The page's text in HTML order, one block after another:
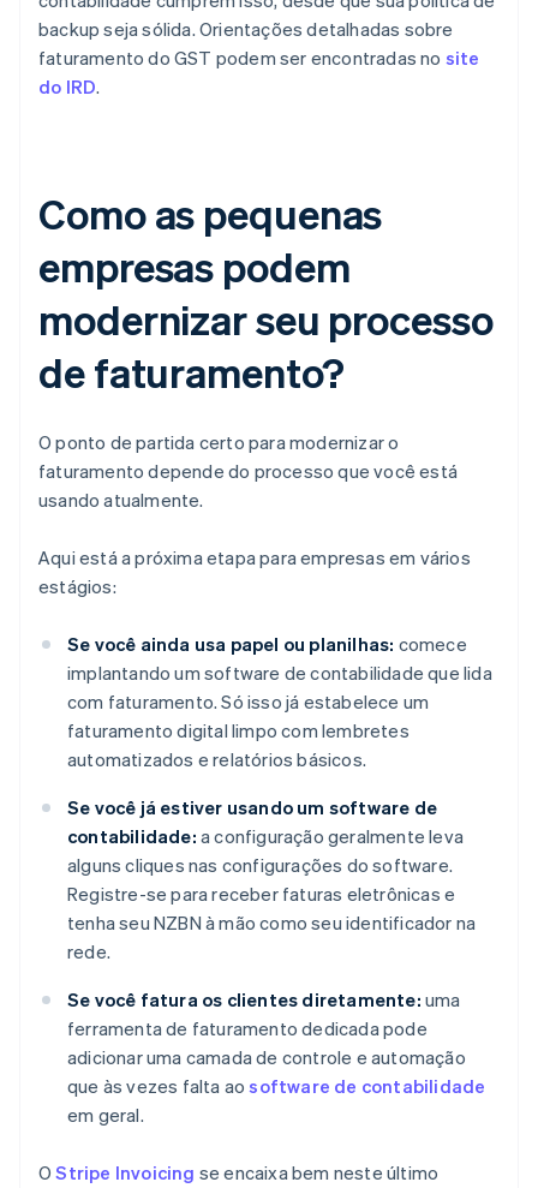
backup seja sólida. Orientações detalhadas sobre
faturamento do GST podem ser encontradas no site
do IRD.
Como as pequenas
empresas podem
modernizar seu processo
de faturamento?
O ponto de partida certo para modernizar o
faturamento depende do processo que você está
usando atualmente.
Aqui está a próxima etapa para empresas em vários
estágios:
Se você ainda usa papel ou planilhas: comece
implantando um software de contabilidade que lida
com faturamento. Só isso já estabelece um
faturamento digital limpo com lembretes
automatizados e relatórios básicos.
Se você já estiver usando um software de
contabilidade: a configuração geralmente leva
alguns cliques nas configurações do software.
Registre-se para receber faturas eletrônicas e
tenha seu NZBN à mão como seu identificador na
rede.
Se você fatura os clientes diretamente: uma
ferramenta de faturamento dedicada pode
adicionar uma camada de controle e automação
que às vezes falta aosoftware de contabilidade
em geral.
OStripe Invoicing se encaixa bem neste último